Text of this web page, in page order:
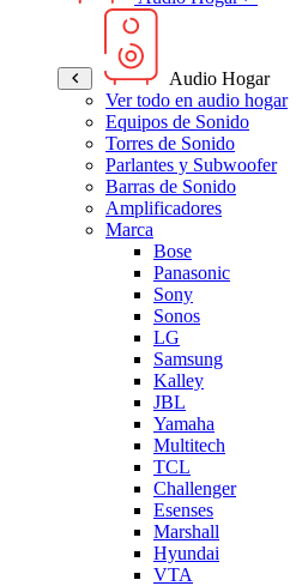
Audio Hogar
Ver todo en audio hogar
Equipos de Sonido
Torres de Sonido
Parlantes y Subwoofer
Barras de Sonido
Amplificadores
Marca
Bose
Panasonic
Sony
Sonos
LG
Samsung
Kalley
JBL
Yamaha
Multitech
TCL
Challenger
Esenses
Marshall
Hyundai
VTA